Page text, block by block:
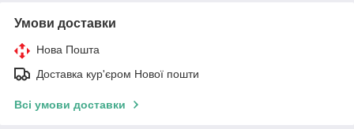
Умови доставки
Нова Пошта
Доставка кур'єром Нової пошти
Всі умови доставки